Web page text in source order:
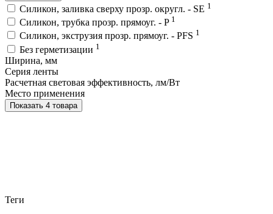
Силикон, заливка сверху прозр. округл. - SE 1
Силикон, трубка прозр. прямоуг. - P 1
Силикон, экструзия прозр. прямоуг. - PFS 1
Без герметизации 1
Ширина, мм
Серия ленты
Расчетная световая эффективность, лм/Вт
Место применения
Показать 4 товара
Теги